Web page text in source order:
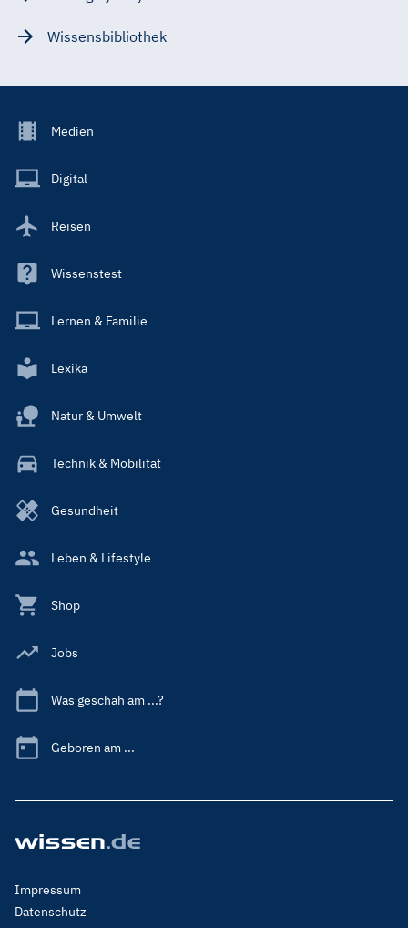
Wissensbibliothek
Footer
Main
Medien
Digital
Reisen
Wissenstest
Lernen & Familie
Lexika
Natur & Umwelt
Technik & Mobilität
Gesundheit
Leben & Lifestyle
Shop
Jobs
Was geschah am ...?
Geboren am ...
Footer
Menu
Impressum
Datenschutz